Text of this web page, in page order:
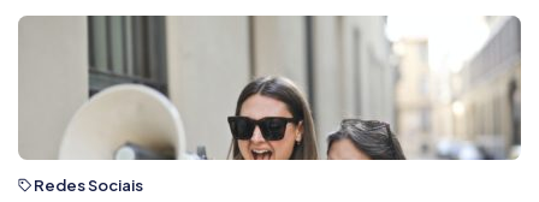
Redes Sociais